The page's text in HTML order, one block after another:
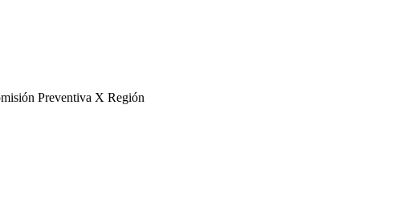
Preventiva X Región